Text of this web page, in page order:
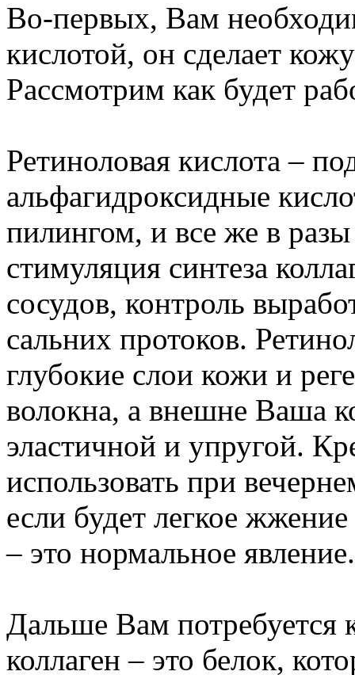
Во-первых, Вам
кислотой, он сделает
Рассмотрим как будет
Ретиноловая кислота –
альфагидроксидные
пилингом, и все же в
стимуляция синтеза
сосудов, контроль
сальних протоков.
глубокие слои кожи и
волокна, а внешне Ваша
эластичной и упругой.
использовать при
если будет легкое
– это нормальное явление.
Дальше Вам потребуется
коллаген – это белок,